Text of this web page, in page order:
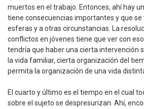
muertos en el trabajo. Entonces, ahí hay
tiene consecuencias importantes y que
esferas y a otras circunstancias. La
conflictos en jóvenes tiene que ver con
tendría que haber una cierta intervención
la vida familiar, cierta organización del
permita la organización de una vida
El cuarto y último es el tiempo en el cual
sobre el sujeto se despresurizan. Ahí,